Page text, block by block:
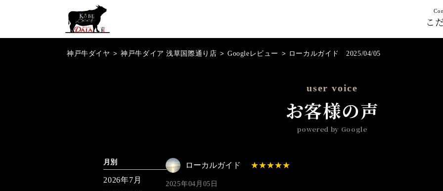
こ
神戸牛ダイヤ > 神戸牛ダイア 浅草国際通り店 > Googleレビュー > ローカルガイド 2025/04/05
user voice
お客様の声
powered by Google
ローカルガイド
2025年04月05日
月別
2026年7月